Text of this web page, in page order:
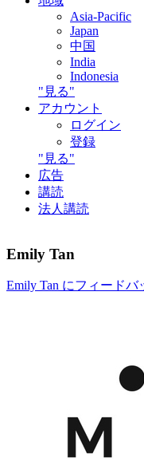
Asia-Pacific
Japan
中国
India
Indonesia
"見る"
アカウント
ログイン
登録
"見る"
広告
講読
法人講読
Emily Tan
Emily Tan にフィードバ